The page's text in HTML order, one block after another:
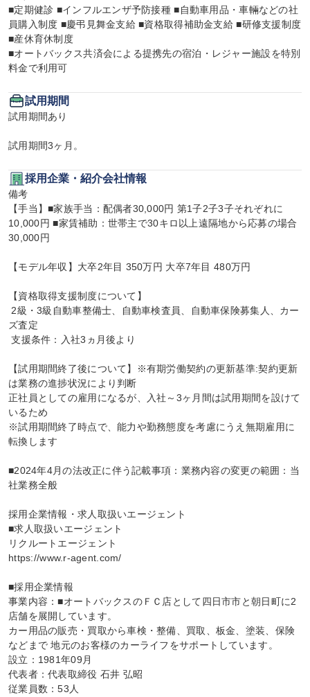
■定期健診 ■インフルエンザ予防接種 ■自動車用品・車輛などの社
員購入制度 ■慶弔見舞金支給 ■資格取得補助金支給 ■研修支援制度
■産休育休制度
■オートバックス共済会による提携先の宿泊・レジャー施設を特別
料金で利用可
試用期間
試用期間あり
試用期間3ヶ月。
採用企業・紹介会社情報
備考
【手当】■家族手当：配偶者30,000円 第1子2子3子それぞれに
10,000円 ■家賃補助：世帯主で30キロ以上遠隔地から応募の場合
30,000円
【モデル年収】大卒2年目 350万円 大卒7年目 480万円
【資格取得支援制度について】
ズ査定
支援条件：入社3ヵ月後より
【試用期間終了後について】※有期労働契約の更新基準:契約更新
は業務の進捗状況により判断
正社員としての雇用になるが、入社～3ヶ月間は試用期間を設けて
いるため
※試用期間終了時点で、能力や勤務態度を考慮にうえ無期雇用に
転換します
■2024年4月の法改正に伴う記載事項：業務内容の変更の範囲：当
社業務全般
採用企業情報・求人取扱いエージェント
■求人取扱いエージェント
リクルートエージェント
https://www.r-agent.com/
■採用企業情報
事業内容：■オートバックスのＦＣ店として四日市市と朝日町に2
店舗を展開しています。
カー用品の販売・買取から車検・整備、買取、板金、塗装、保険
などまで 地元のお客様のカーライフをサポートしています。
設立：1981年09月
代表者：代表取締役 石井 弘昭
従業員数：53人